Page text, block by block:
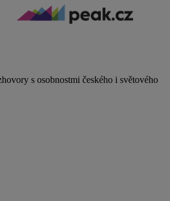
s osobnostmi českého i světového